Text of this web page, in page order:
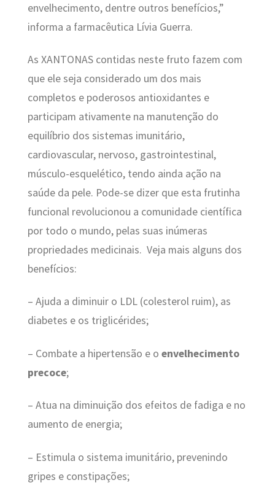
envelhecimento, dentre outros benefícios,”
informa a farmacêutica Lívia Guerra.
As XANTONAS contidas neste fruto fazem com
que ele seja considerado um dos mais
completos e poderosos antioxidantes e
participam ativamente na manutenção do
equilíbrio dos sistemas imunitário,
cardiovascular, nervoso, gastrointestinal,
músculo-esquelético, tendo ainda ação na
saúde da pele. Pode-se dizer que esta frutinha
funcional revolucionou a comunidade científica
por todo o mundo, pelas suas inúmeras
propriedades medicinais. Veja mais alguns dos
benefícios:
– Ajuda a diminuir o LDL (colesterol ruim), as
diabetes e os triglicérides;
– Combate a hipertensão e o envelhecimento
precoce;
– Atua na diminuição dos efeitos de fadiga e no
aumento de energia;
– Estimula o sistema imunitário, prevenindo
gripes e constipações;